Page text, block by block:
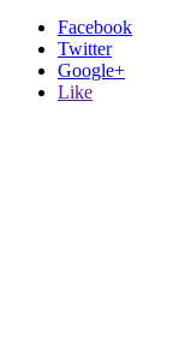
Facebook
Twitter
Google+
Like